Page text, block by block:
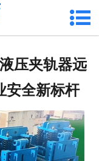
项目案例
媒体中心
压夹轨器远
安全新标杆